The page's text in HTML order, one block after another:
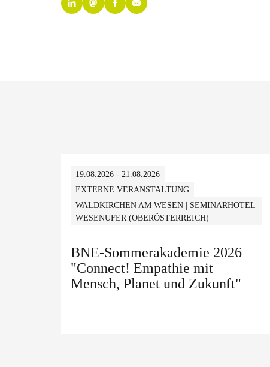
19.08.2026 - 21.08.2026
EXTERNE VERANSTALTUNG
WALDKIRCHEN AM WESEN | SEMINARHOTEL
WESENUFER (OBERÖSTERREICH)
BNE-Sommerakademie 2026
"Connect! Empathie mit
Mensch, Planet und Zukunft"